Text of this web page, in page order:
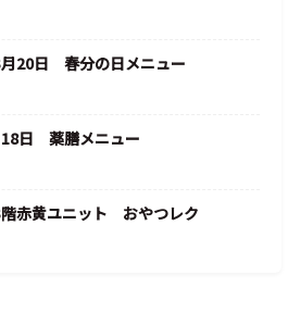
20日 春分の日メニュー
日 薬膳メニュー
赤黄ユニット おやつレク